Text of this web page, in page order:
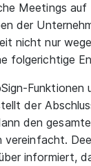
Meetings
der
nicht nur
folgerichtige
der
den
informiert,